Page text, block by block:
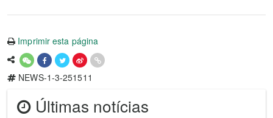
Imprimir esta página
NEWS-1-3-251511
Últimas notícias